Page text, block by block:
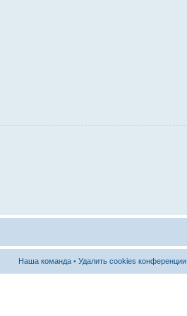
Наша команда • Удалить cookies конференции